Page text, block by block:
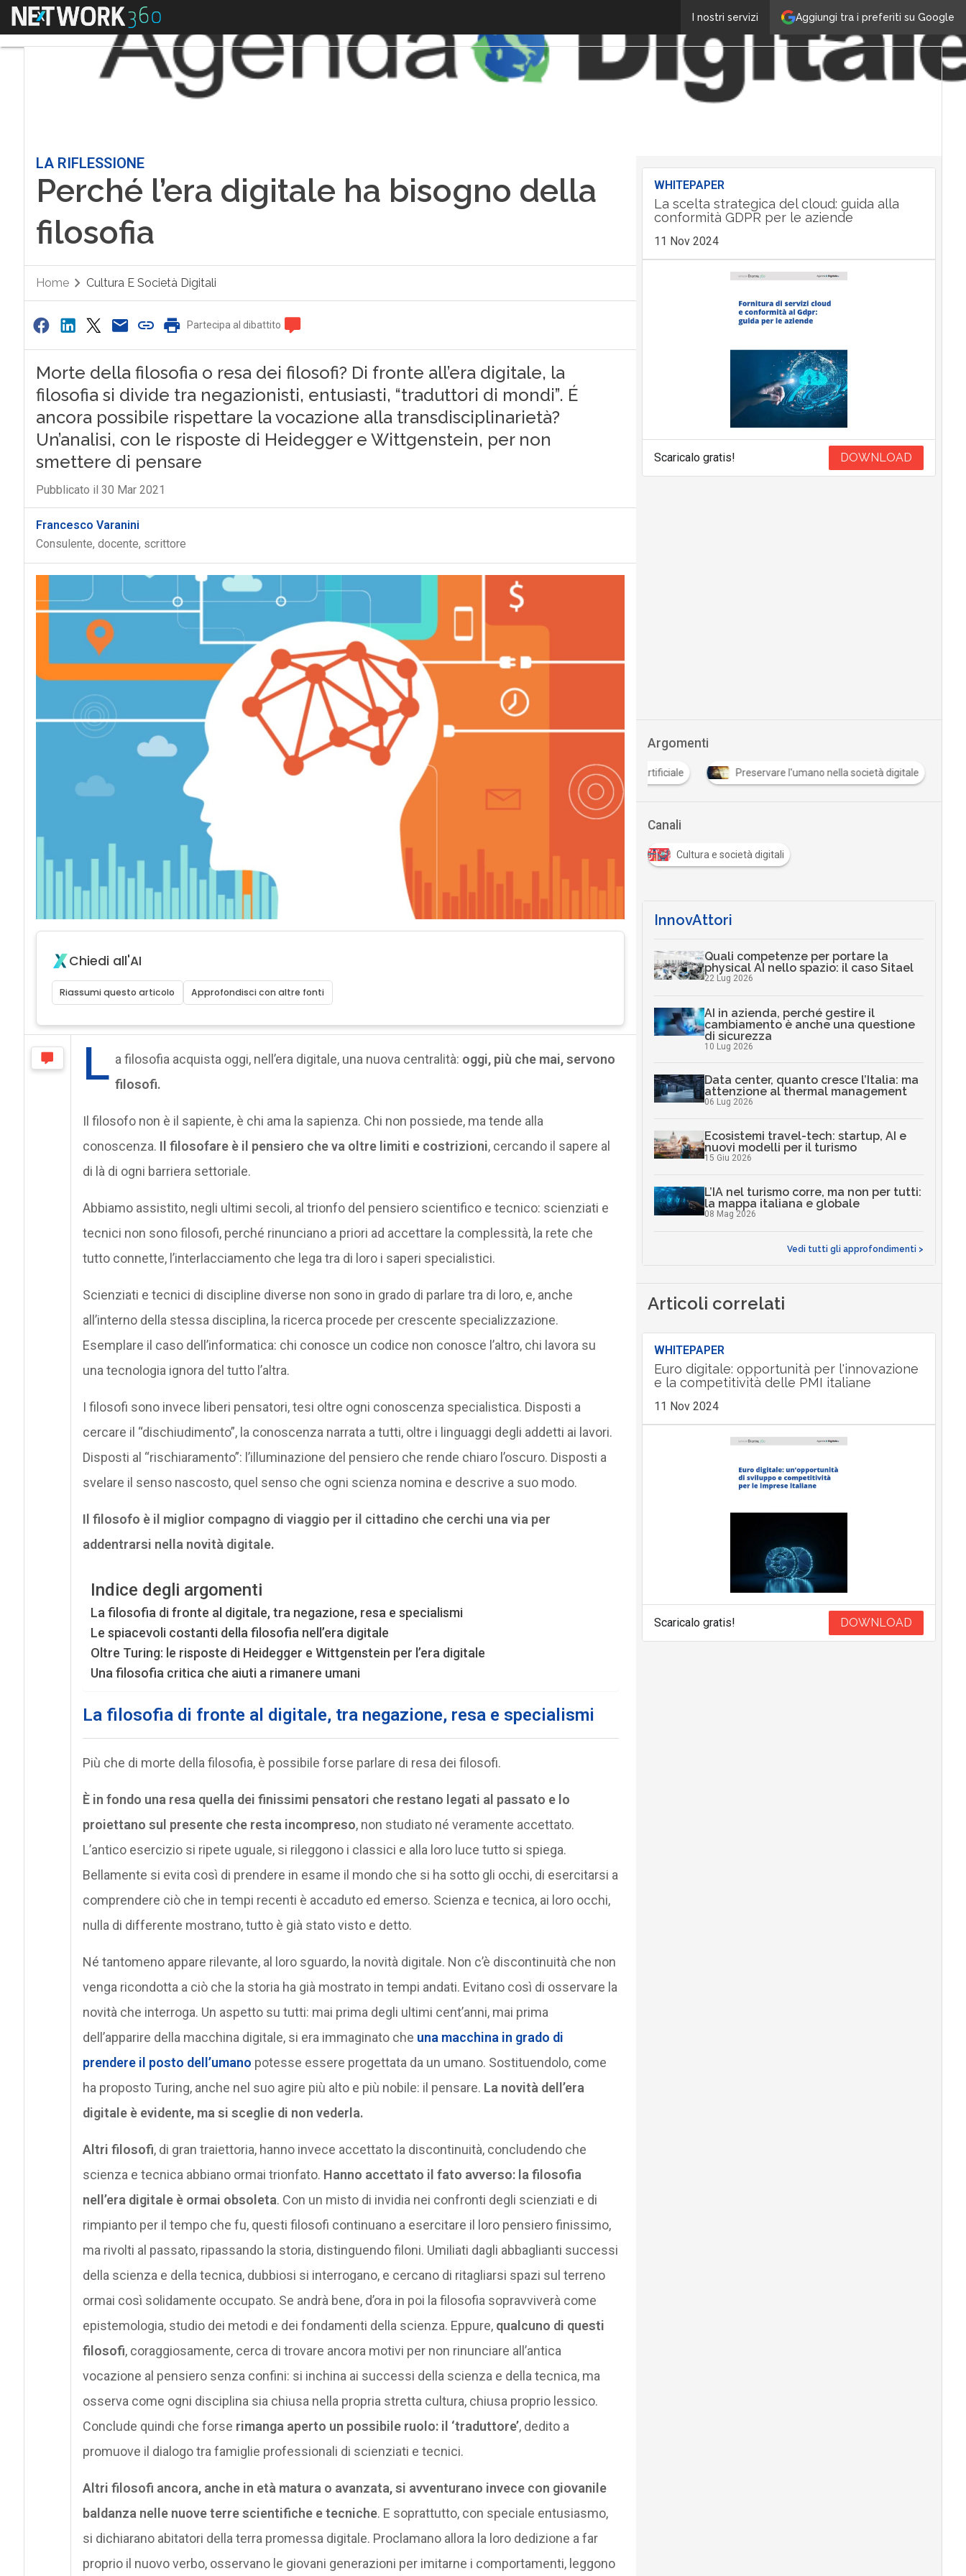
Aggiungi tra i preferiti su Google
I nostri servizi
Menu
LA RIFLESSIONE
Perché l’era digitale ha bisogno della
filosofia
Home Cultura E Società Digitali
Partecipa al dibattito
Morte della filosofia o resa dei filosofi? Di fronte all’era digitale, la
filosofia si divide tra negazionisti, entusiasti, “traduttori di mondi”. É
ancora possibile rispettare la vocazione alla transdisciplinarietà?
Un’analisi, con le risposte di Heidegger e Wittgenstein, per non
smettere di pensare
Pubblicato il 30 Mar 2021
Francesco Varanini
Consulente, docente, scrittore
Chiedi all'AI
Riassumi questo articolo Approfondisci con altre fonti
L a filosofia acquista oggi, nell’era digitale, una nuova centralità: oggi, più che mai, servono
filosofi.
Il filosofo non è il sapiente, è chi ama la sapienza. Chi non possiede, ma tende alla
conoscenza. Il filosofare è il pensiero che va oltre limiti e costrizioni, cercando il sapere al
di là di ogni barriera settoriale.
Abbiamo assistito, negli ultimi secoli, al trionfo del pensiero scientifico e tecnico: scienziati e
tecnici non sono filosofi, perché rinunciano a priori ad accettare la complessità, la rete che
tutto connette, l’interlacciamento che lega tra di loro i saperi specialistici.
Scienziati e tecnici di discipline diverse non sono in grado di parlare tra di loro, e, anche
all’interno della stessa disciplina, la ricerca procede per crescente specializzazione.
Esemplare il caso dell’informatica: chi conosce un codice non conosce l’altro, chi lavora su
una tecnologia ignora del tutto l’altra.
I filosofi sono invece liberi pensatori, tesi oltre ogni conoscenza specialistica. Disposti a
cercare il “dischiudimento”, la conoscenza narrata a tutti, oltre i linguaggi degli addetti ai lavori.
Disposti al “rischiaramento”: l’illuminazione del pensiero che rende chiaro l’oscuro. Disposti a
svelare il senso nascosto, quel senso che ogni scienza nomina e descrive a suo modo.
Il filosofo è il miglior compagno di viaggio per il cittadino che cerchi una via per
addentrarsi nella novità digitale.
Indice degli argomenti
La filosofia di fronte al digitale, tra negazione, resa e specialismi
Le spiacevoli costanti della filosofia nell’era digitale
Oltre Turing: le risposte di Heidegger e Wittgenstein per l’era digitale
Una filosofia critica che aiuti a rimanere umani
La filosofia di fronte al digitale, tra negazione, resa e specialismi
Più che di morte della filosofia, è possibile forse parlare di resa dei filosofi.
È in fondo una resa quella dei finissimi pensatori che restano legati al passato e lo
proiettano sul presente che resta incompreso, non studiato né veramente accettato.
L’antico esercizio si ripete uguale, si rileggono i classici e alla loro luce tutto si spiega.
Bellamente si evita così di prendere in esame il mondo che si ha sotto gli occhi, di esercitarsi a
comprendere ciò che in tempi recenti è accaduto ed emerso. Scienza e tecnica, ai loro occhi,
nulla di differente mostrano, tutto è già stato visto e detto.
Né tantomeno appare rilevante, al loro sguardo, la novità digitale. Non c’è discontinuità che non
venga ricondotta a ciò che la storia ha già mostrato in tempi andati. Evitano così di osservare la
novità che interroga. Un aspetto su tutti: mai prima degli ultimi cent’anni, mai prima
dell’apparire della macchina digitale, si era immaginato che una macchina in grado di
prendere il posto dell’umano potesse essere progettata da un umano. Sostituendolo, come
ha proposto Turing, anche nel suo agire più alto e più nobile: il pensare. La novità dell’era
digitale è evidente, ma si sceglie di non vederla.
Altri filosofi, di gran traiettoria, hanno invece accettato la discontinuità, concludendo che
scienza e tecnica abbiano ormai trionfato. Hanno accettato il fato avverso: la filosofia
nell’era digitale è ormai obsoleta. Con un misto di invidia nei confronti degli scienziati e di
rimpianto per il tempo che fu, questi filosofi continuano a esercitare il loro pensiero finissimo,
ma rivolti al passato, ripassando la storia, distinguendo filoni. Umiliati dagli abbaglianti successi
della scienza e della tecnica, dubbiosi si interrogano, e cercano di ritagliarsi spazi sul terreno
ormai così solidamente occupato. Se andrà bene, d’ora in poi la filosofia sopravviverà come
epistemologia, studio dei metodi e dei fondamenti della scienza. Eppure, qualcuno di questi
filosofi, coraggiosamente, cerca di trovare ancora motivi per non rinunciare all’antica
vocazione al pensiero senza confini: si inchina ai successi della scienza e della tecnica, ma
osserva come ogni disciplina sia chiusa nella propria stretta cultura, chiusa proprio lessico.
Conclude quindi che forse rimanga aperto un possibile ruolo: il ‘traduttore’, dedito a
promuove il dialogo tra famiglie professionali di scienziati e tecnici.
Altri filosofi ancora, anche in età matura o avanzata, si avventurano invece con giovanile
baldanza nelle nuove terre scientifiche e tecniche. E soprattutto, con speciale entusiasmo,
si dichiarano abitatori della terra promessa digitale. Proclamano allora la loro dedizione a far
proprio il nuovo verbo, osservano le giovani generazioni per imitarne i comportamenti, leggono
WHITEPAPER
La scelta strategica del cloud: guida alla
conformità GDPR per le aziende
11 Nov 2024
Scaricalo gratis! DOWNLOAD
Argomenti
#IntelligenzaArtificiale Preservare l'umano nella società digitale
Canali
Cultura e società digitali
InnovAttori
Quali competenze per portare la
physical AI nello spazio: il caso Sitael
22 Lug 2026
AI in azienda, perché gestire il
cambiamento è anche una questione
di sicurezza
10 Lug 2026
Data center, quanto cresce l’Italia: ma
attenzione al thermal management
06 Lug 2026
Ecosistemi travel-tech: startup, AI e
nuovi modelli per il turismo
15 Giu 2026
L’IA nel turismo corre, ma non per tutti:
la mappa italiana e globale
08 Mag 2026
Vedi tutti gli approfondimenti >
Articoli correlati
WHITEPAPER
Euro digitale: opportunità per l'innovazione
e la competitività delle PMI italiane
11 Nov 2024
Scaricalo gratis! DOWNLOAD